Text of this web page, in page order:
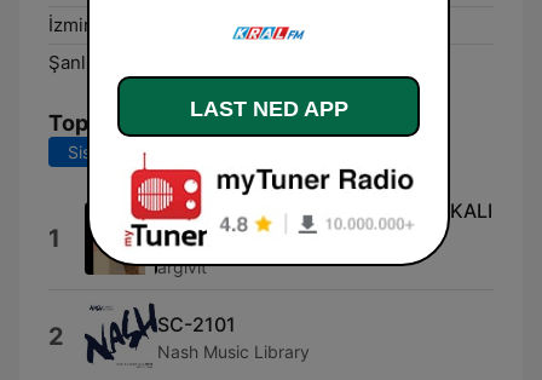
İzmir:
Şanlıurfa:
Topplåter
Siste 7 dager
1
ARGIVIT 3 ŞUBAT KRAL FM AFRİKALI
ALİ
argivit
2 SC-2101
Nash Music Library
LAST NED APP